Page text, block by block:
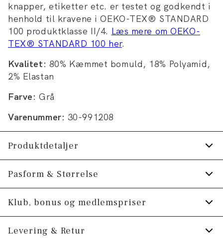
knapper, etiketter etc. er testet og godkendt i
henhold til kravene i OEKO-TEX® STANDARD
100 produktklasse II/4. Læs mere om OEKO-
TEX® STANDARD 100 her.
Kvalitet: 80% Kæmmet bomuld, 18% Polyamid,
2% Elastan
Farve: Grå
Varenummer: 30-991208
Produktdetaljer
Onesize.
Ribstrikket skaft.
Fremstillet i bomuldsblend med stretch for
ekstra komfort.
Certificeret med OEKO-TEX® STANDARD
Pasform & Størrelse
Størrelsesguide
Klub, bonus og medlemspriser
Tilmeld dig Klub Tøjeksperten helt gratis.
Levering & Retur